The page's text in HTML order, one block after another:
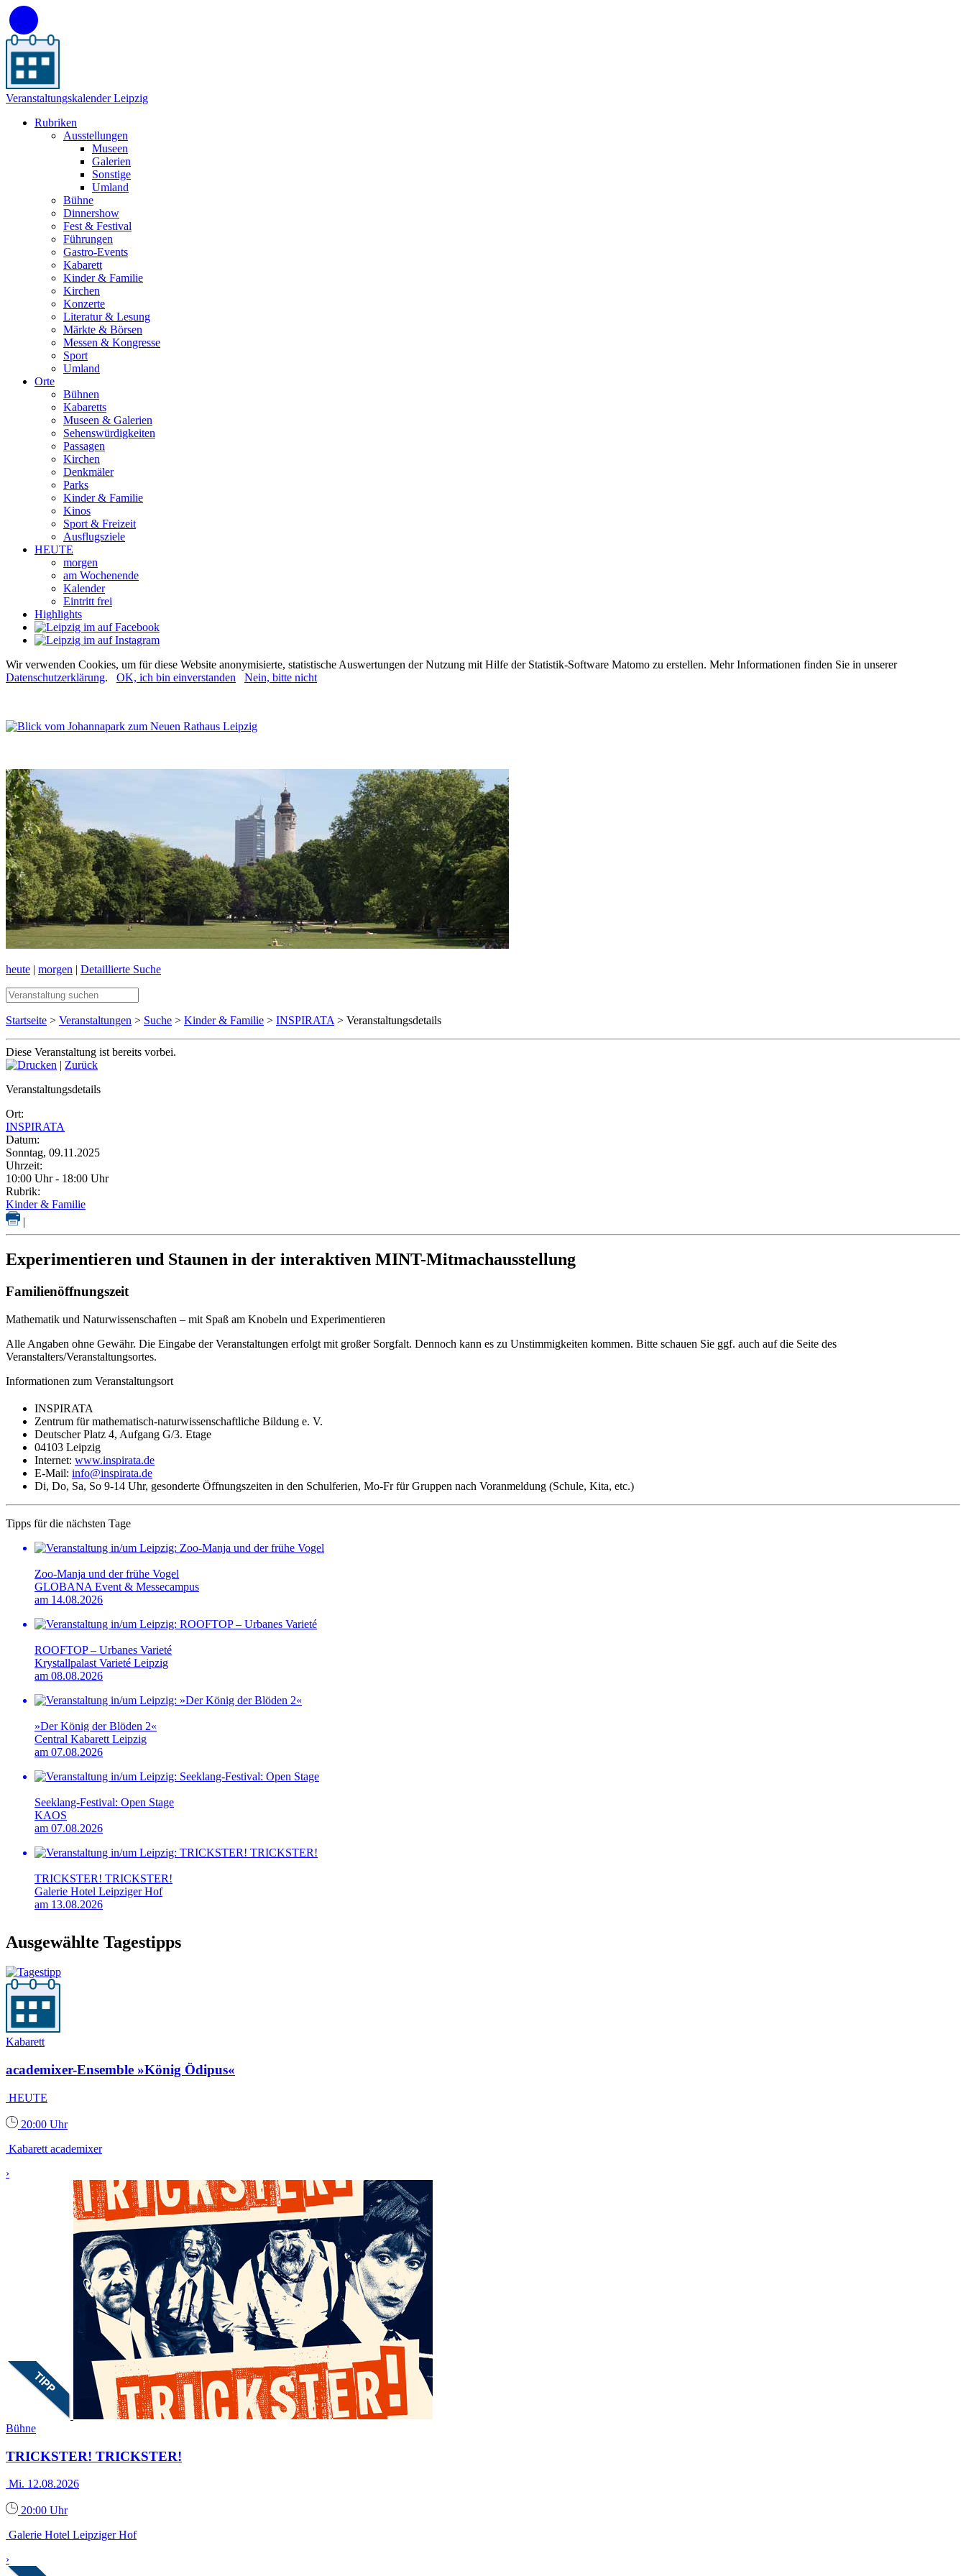
Veranstaltungskalender Leipzig
Rubriken
Ausstellungen
Museen
Galerien
Sonstige
Umland
Bühne
Dinnershow
Fest & Festival
Führungen
Gastro-Events
Kabarett
Kinder & Familie
Kirchen
Konzerte
Literatur & Lesung
Märkte & Börsen
Messen & Kongresse
Sport
Umland
Orte
Bühnen
Kabaretts
Museen & Galerien
Sehenswürdigkeiten
Passagen
Kirchen
Denkmäler
Parks
Kinder & Familie
Kinos
Sport & Freizeit
Ausflugsziele
HEUTE
morgen
am Wochenende
Kalender
Eintritt frei
Highlights
Wir verwenden Cookies, um für diese Website anonymisierte, statistische Auswertungen der Nutzung mit Hilfe der Statistik-Software Matomo zu erstellen. Mehr Informationen finden Sie in unserer
Datenschutzerklärung. OK, ich bin einverstanden Nein, bitte nicht
heute | morgen | Detaillierte Suche
Startseite > Veranstaltungen > Suche > Kinder & Familie > INSPIRATA > Veranstaltungsdetails
Diese Veranstaltung ist bereits vorbei.
| Zurück
Veranstaltungsdetails
Ort:
INSPIRATA
Datum:
Sonntag, 09.11.2025
Uhrzeit:
10:00 Uhr - 18:00 Uhr
Rubrik:
Kinder & Familie
|
Experimentieren und Staunen in der interaktiven MINT-Mitmachausstellung
Familienöffnungszeit
Mathematik und Naturwissenschaften – mit Spaß am Knobeln und Experimentieren
Alle Angaben ohne Gewähr. Die Eingabe der Veranstaltungen erfolgt mit großer Sorgfalt. Dennoch kann es zu Unstimmigkeiten kommen. Bitte schauen Sie ggf. auch auf die Seite des
Veranstalters/Veranstaltungsortes.
Informationen zum Veranstaltungsort
INSPIRATA
Zentrum für mathematisch-naturwissenschaftliche Bildung e. V.
Deutscher Platz 4, Aufgang G/3. Etage
04103 Leipzig
Internet: www.inspirata.de
E-Mail: info@inspirata.de
Di, Do, Sa, So 9-14 Uhr, gesonderte Öffnungszeiten in den Schulferien, Mo-Fr für Gruppen nach Voranmeldung (Schule, Kita, etc.)
Tipps für die nächsten Tage
Zoo-Manja und der frühe Vogel
GLOBANA Event & Messecampus
am 14.08.2026
ROOFTOP – Urbanes Varieté
Krystallpalast Varieté Leipzig
am 08.08.2026
»Der König der Blöden 2«
Central Kabarett Leipzig
am 07.08.2026
Seeklang-Festival: Open Stage
KAOS
am 07.08.2026
TRICKSTER! TRICKSTER!
Galerie Hotel Leipziger Hof
am 13.08.2026
Ausgewählte Tagestipps
Kabarett
academixer-Ensemble »König Ödipus«
HEUTE
20:00 Uhr
Kabarett academixer
›
Bühne
TRICKSTER! TRICKSTER!
Mi. 12.08.2026
20:00 Uhr
Galerie Hotel Leipziger Hof
›